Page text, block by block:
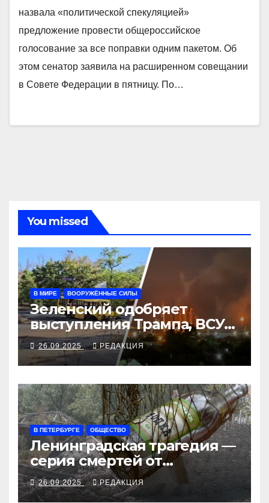
назвала «политической спекуляцией»
предложение провести общероссийское
голосование за все поправки одним пакетом. Об
этом сенатор заявила на расширенном совещании
в Совете Федерации в пятницу. По…
You missed
В МИРЕ ВООРУЖЁННЫЕ СИЛЫ
Зеленский одобряет
выступления Трампа, ВСУ
закрыли Добропольский
рубеж
26.09.2025 РЕДАКЦИЯ
В ПЕТЕРБУРГЕ ОБЩЕСТВО
Ленинградская трагедия —
серия смертей от
алкосуррогата
26.09.2025 РЕДАКЦИЯ